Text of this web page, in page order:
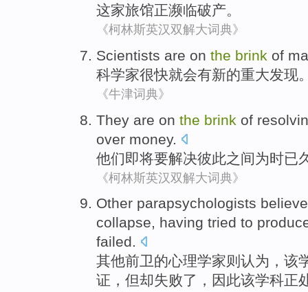
这家旅馆正濒临破产。
《柯林斯英汉双解大词典》
Scientists are on the brink of
科学家很快就会有新的重大发现
《牛津词典》
They are on the brink of
over money.
他们 即将要解决彼此之间为时已
《柯林斯英汉双解大词典》
Other parapsychologists believe
collapse, having tried to
failed.
其他前卫的心理学家则 认为 ， 该
证 ，但却失败了，因此该学科正